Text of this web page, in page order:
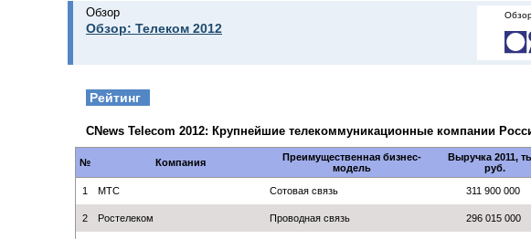
Обзор
Обзор: Телеком 2012
Рейтинг
CNews Telecom 2012: Крупнейшие телекоммуникационные компании
№ Компания
Преимущественная бизнес-
модель
Выручка 2011,
руб.
1 МТС Сотовая связь 311 900 000
2 Ростелеком Проводная связь 296 015 000